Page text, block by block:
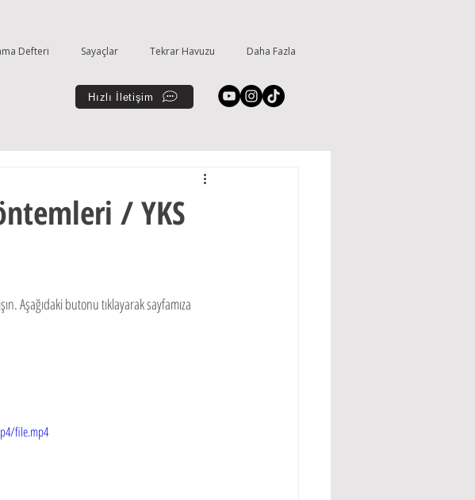
Hızlı İletişim
Defteri Sayaçlar Tekrar Havuzu Daha Fazla
/ YKS
Aşağıdaki butonu tıklayarak sayfamıza
file.mp4